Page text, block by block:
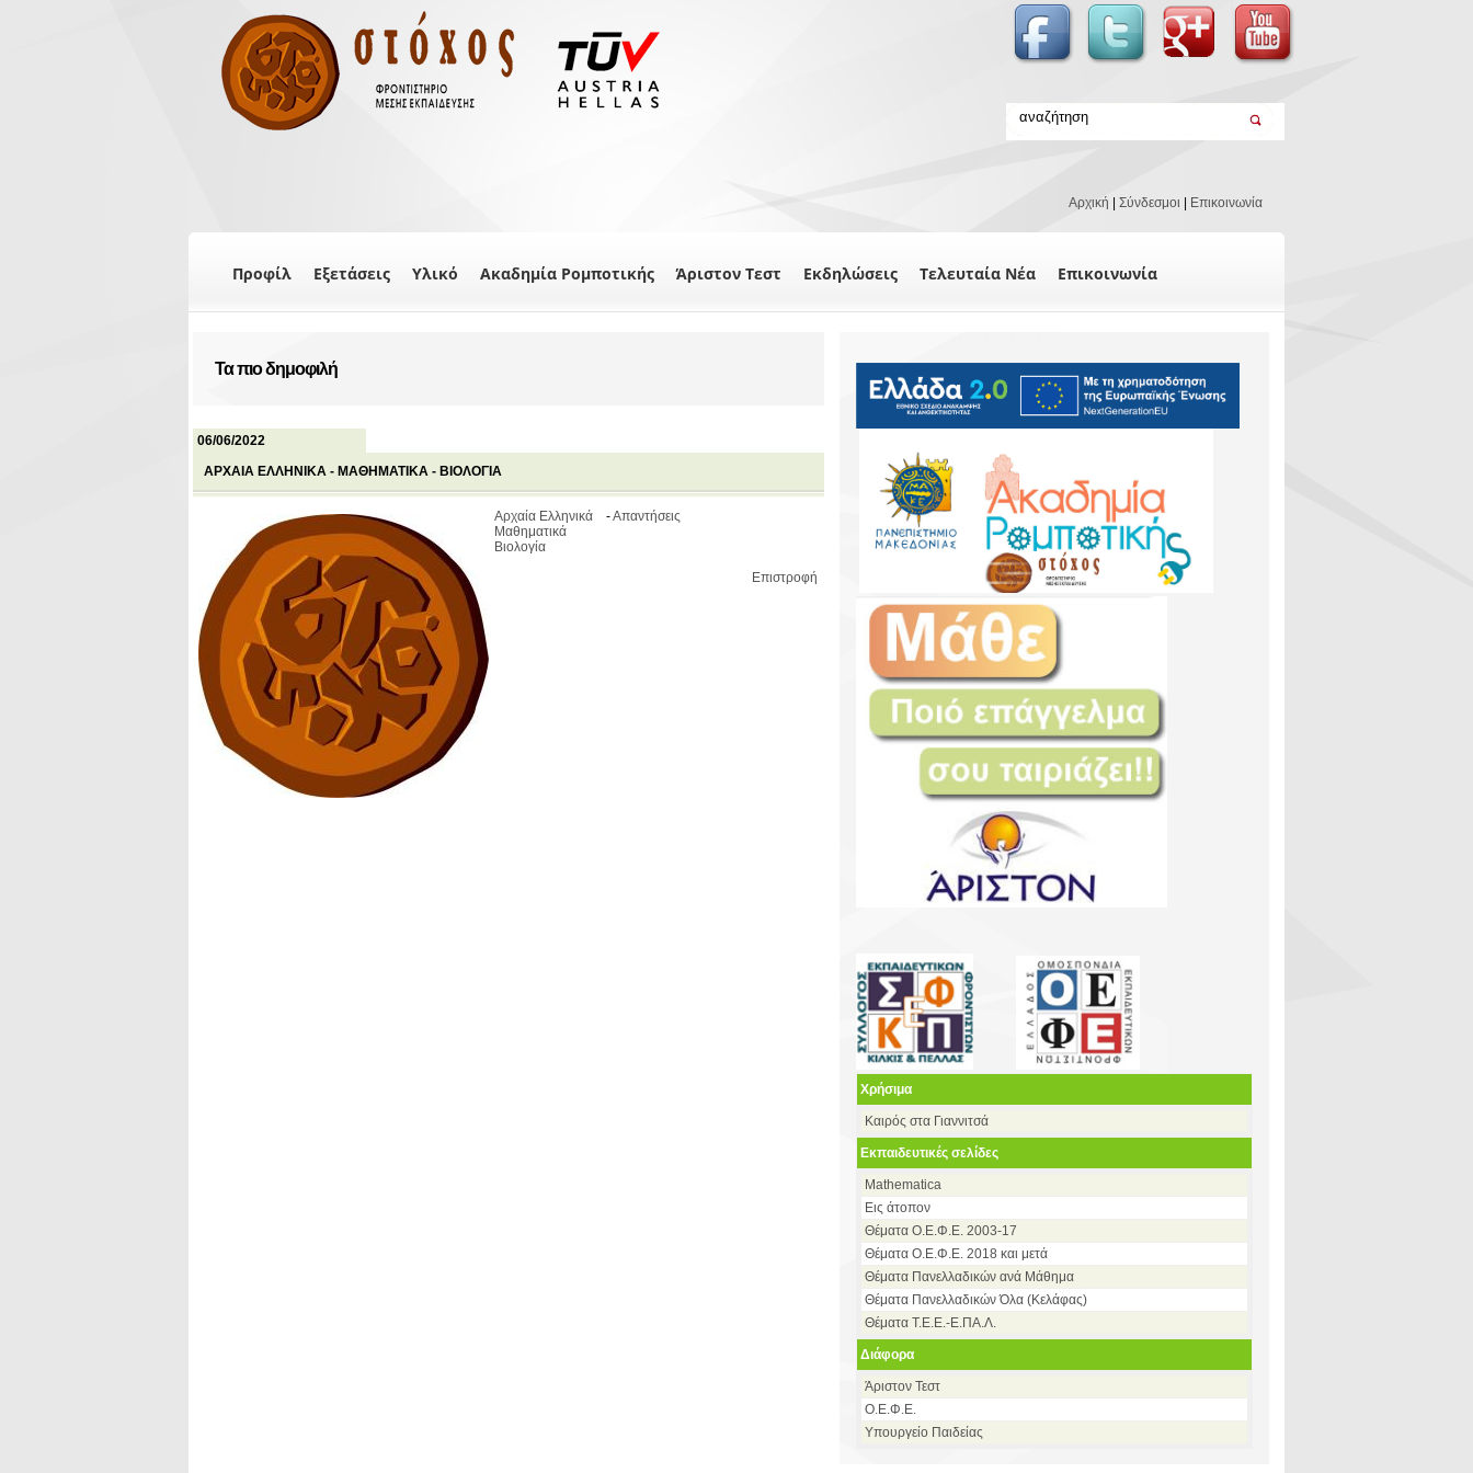
Αρχική Σύνδεσμοι Επικοινωνία
Προφίλ Εξετάσεις Υλικό Ακαδημία Ρομποτικής Άριστον Τεστ Εκδηλώσεις Τελευταία Νέα Επικοινωνία
Τα πιο δημοφιλή
06/06/2022
ΑΡΧΑΙΑ ΕΛΛΗΝΙΚΑ - ΜΑΘΗΜΑΤΙΚΑ - ΒΙΟΛΟΓΙΑ
Αρχαία Ελληνικά -Απαντήσεις
Μαθηματικά
Βιολογία
Επιστροφή
Χρήσιμα
Καιρός στα Γιαννιτσά
Εκπαιδευτικές σελίδες
Mathematica
Εις άτοπον
Θέματα Ο.Ε.Φ.Ε. 2003-17
Θέματα Ο.Ε.Φ.Ε. 2018 και μετά
Θέματα Πανελλαδικών ανά Μάθημα
Θέματα Πανελλαδικών Όλα (Κελάφας)
Θέματα Τ.Ε.Ε.-Ε.ΠΑ.Λ.
Διάφορα
Άριστον Τεστ
Ο.Ε.Φ.Ε.
Υπουργείο Παιδείας